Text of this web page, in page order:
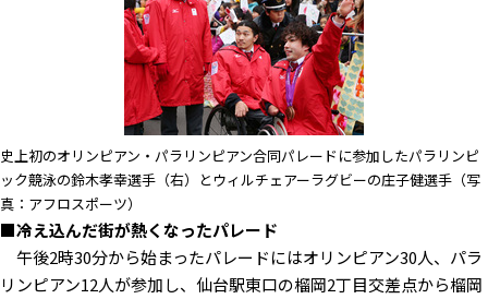
史上初のオリンピアン・パラリンピアン合同パレードに参加したパラリンピ
ック競泳の鈴木孝幸選手（右）とウィルチェアーラグビーの庄子健選手（写
真：アフロスポーツ）
■冷え込んだ街が熱くなったパレード
午後2時30分から始まったパレードにはオリンピアン30人、パラ
リンピアン12人が参加し、仙台駅東口の榴岡2丁目交差点から榴岡